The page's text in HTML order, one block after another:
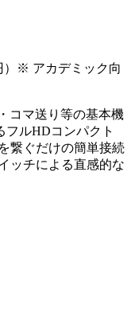
※ アカデミック向
コマ送り等の基本機
ルHDコンパクト
繋ぐだけの簡単接続
ッチによる直感的な